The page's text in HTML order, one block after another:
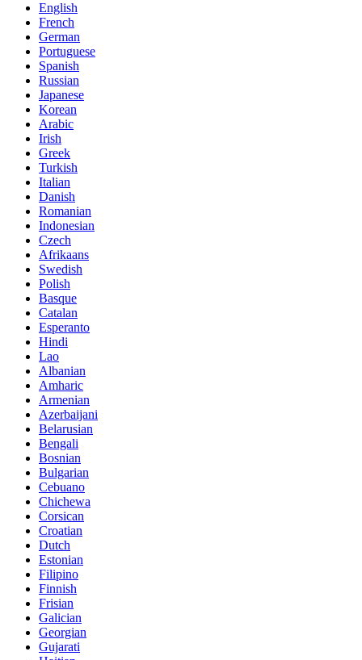
English
French
German
Portuguese
Spanish
Russian
Japanese
Korean
Arabic
Irish
Greek
Turkish
Italian
Danish
Romanian
Indonesian
Czech
Afrikaans
Swedish
Polish
Basque
Catalan
Esperanto
Hindi
Lao
Albanian
Amharic
Armenian
Azerbaijani
Belarusian
Bengali
Bosnian
Bulgarian
Cebuano
Chichewa
Corsican
Croatian
Dutch
Estonian
Filipino
Finnish
Frisian
Galician
Georgian
Gujarati